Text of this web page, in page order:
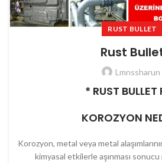
RUST BULLET
Rust
Lmnssharun
* RUST BULLET
KOROZYON
Korozyon, metal veya metal
kimyasal etkilerle aşınması